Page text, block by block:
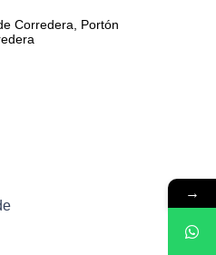
Corredera
Portón
→